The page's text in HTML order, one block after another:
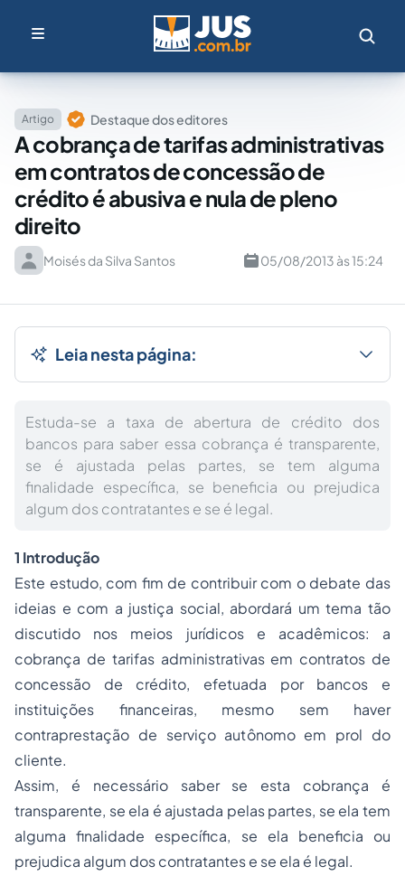
Artigo Destaque dos editores
A cobrança de tarifas administrativas
em contratos de concessão de
crédito é abusiva e nula de pleno
direito
Moisés da Silva Santos 05/08/2013 às 15:24
Leia nesta página:
Estuda-se a taxa de abertura de crédito dos
bancos para saber essa cobrança é transparente,
se é ajustada pelas partes, se tem alguma
finalidade específica, se beneficia ou prejudica
algum dos contratantes e se é legal.
1 Introdução
Este estudo, com fim de contribuir com o debate das
ideias e com a justiça social, abordará um tema tão
discutido nos meios jurídicos e acadêmicos: a
cobrança de tarifas administrativas em contratos de
concessão de crédito, efetuada por bancos e
instituições financeiras, mesmo sem haver
contraprestação de serviço autônomo em prol do
cliente.
Assim, é necessário saber se esta cobrança é
transparente, se ela é ajustada pelas partes, se ela tem
alguma finalidade específica, se ela beneficia ou
prejudica algum dos contratantes e se ela é legal.